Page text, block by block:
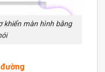
khiển màn hình bằng